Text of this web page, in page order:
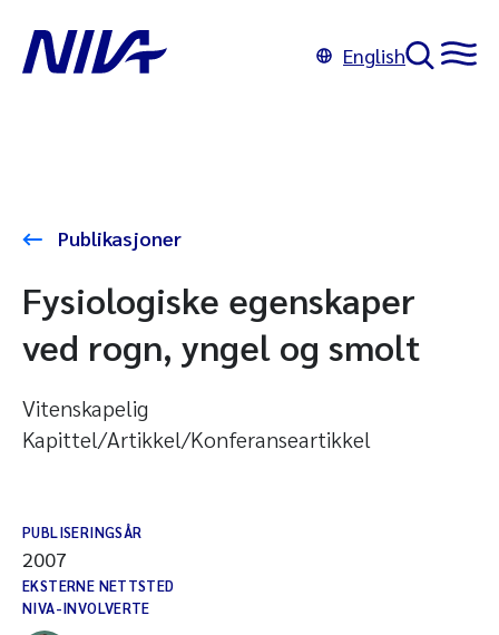
English
Publikasjoner
Fysiologiske egenskaper
ved rogn, yngel og smolt
Vitenskapelig
Kapittel/Artikkel/Konferanseartikkel
PUBLISERINGSÅR
2007
EKSTERNE NETTSTED
NIVA-INVOLVERTE